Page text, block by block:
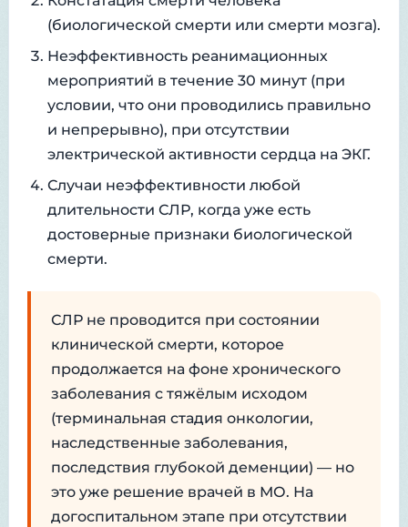
(биологической смерти или смерти мозга).
Неэффективность реанимационных
мероприятий в течение 30 минут (при
условии, что они проводились правильно
и непрерывно), при отсутствии
электрической активности сердца на ЭКГ.
Случаи неэффективности любой
длительности СЛР, когда уже есть
достоверные признаки биологической
смерти.
СЛР не проводится при состоянии
клинической смерти, которое
продолжается на фоне хронического
заболевания с тяжёлым исходом
(терминальная стадия онкологии,
наследственные заболевания,
последствия глубокой деменции) — но
это уже решение врачей в МО. На
догоспитальном этапе при отсутствии